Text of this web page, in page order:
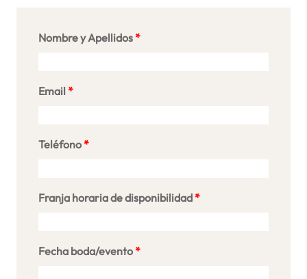
Nombre y Apellidos*
Email *
Teléfono*
Franja horaria de disponibilidad*
Fecha boda/evento*